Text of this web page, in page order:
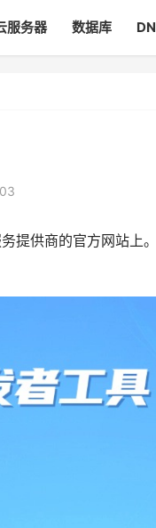
服务器 数据库
提供商的官方网站上